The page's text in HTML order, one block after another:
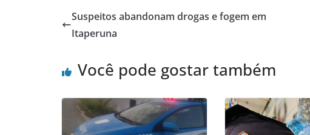
e
b
o
k
er s
p
e
Suspeitos abandonam drogas e fogem em
Itaperuna
Você pode gostar também